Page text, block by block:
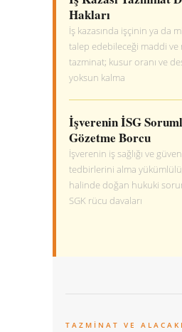
Hakları
İş kazasında işçinin ya da
talep edebileceği maddi ve
tazminat; kusur oranı ve
yoksun kalma
İşverenin İSG
Gözetme Borcu
İşverenin iş sağlığı ve
tedbirlerini alma
halinde doğan hukuki
SGK rücu davaları
TAZMINAT VE